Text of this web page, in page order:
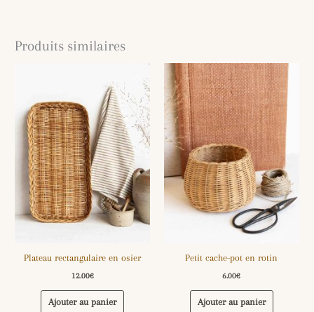
Produits similaires
Plateau rectangulaire en osier
12.00€
Ajouter au panier
Petit cache-pot en rotin
6.00€
Ajouter au panier